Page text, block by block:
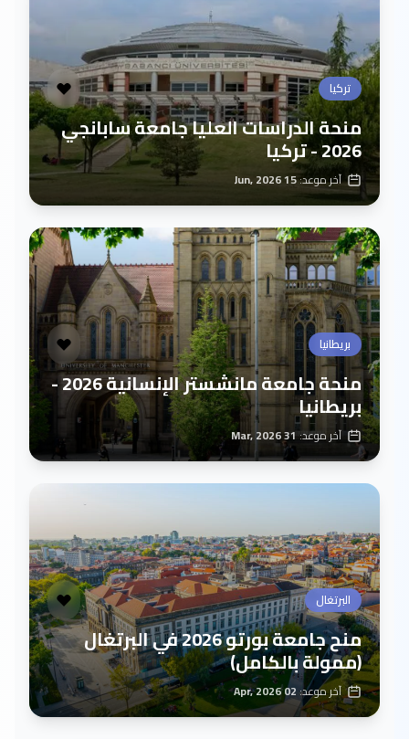
تركيا
منحة الدراسات العليا جامعة سابانجي
2026 - تركيا
آخر موعد:15 Jun, 2026
بريطانيا
منحة جامعة مانشستر الإنسانية 2026 -
بريطانيا
آخر موعد:31 Mar, 2026
البرتغال
منح جامعة بورتو 2026 في البرتغال
(ممولة بالكامل)
آخر موعد: 02 Apr, 2026